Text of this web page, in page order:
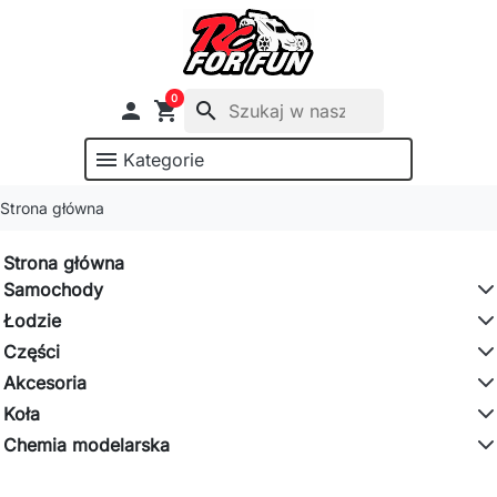
 shopping_cart
0
search
menu Kategorie
Strona główna
Strona główna
Samochody
Łodzie
Części
Akcesoria
Koła
Chemia modelarska